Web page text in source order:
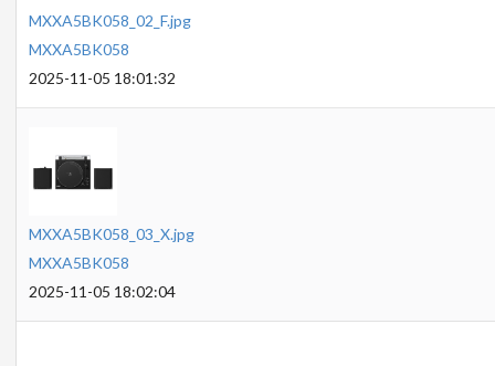
MXXA5BK058_02_F.jpg
MXXA5BK058
2025-11-05 18:01:32
MXXA5BK058_03_X.jpg
MXXA5BK058
2025-11-05 18:02:04